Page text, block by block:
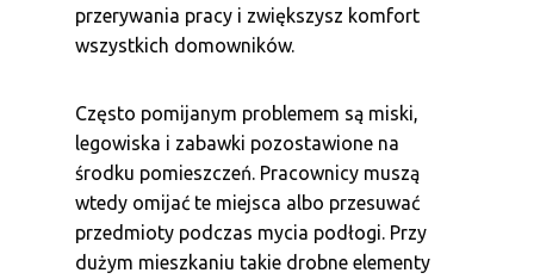
przerywania pracy i zwiększysz komfort
wszystkich domowników.
Często pomijanym problemem są miski,
legowiska i zabawki pozostawione na
środku pomieszczeń. Pracownicy muszą
wtedy omijać te miejsca albo przesuwać
przedmioty podczas mycia podłogi. Przy
dużym mieszkaniu takie drobne elementy